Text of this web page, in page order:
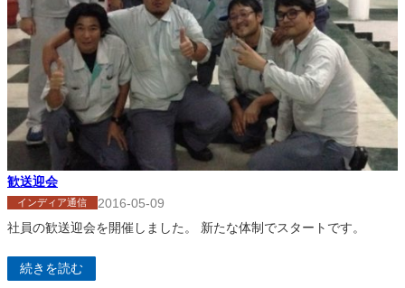
歓送迎会
インディア通信
2016-05-09
社員の歓送迎会を開催しました。 新たな体制でスタートです。
続きを読む